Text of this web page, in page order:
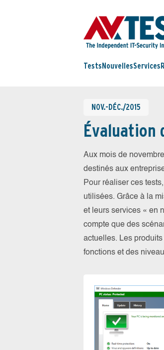
Tests NouvellesServices
NOV.-DÉC./2015
Évaluation
Aux mois de
destinés aux
Pour réaliser ces
utilisées. Grâce à la
et leurs services « en
compte que des
actuelles. Les
fonctions et des